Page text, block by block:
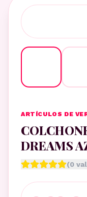
ARTÍCULOS DE
DREAMS
(0